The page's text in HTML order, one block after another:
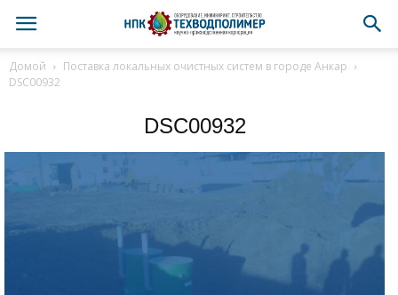
Домой
Поставка локальных очистных систем в городе Анкар
DSC00932
DSC00932